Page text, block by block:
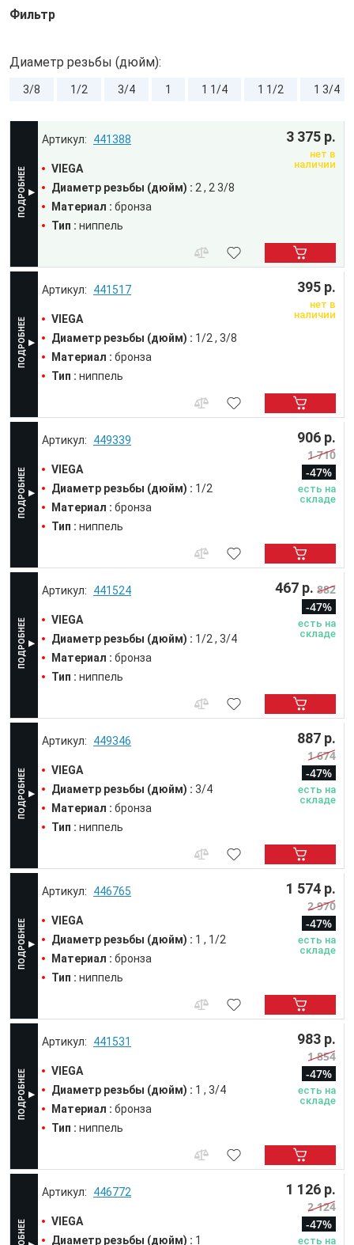
Фильтр
Диаметр резьбы (дюйм):
3/8 1/2 3/4 1 1 1/4 1 1/2 1 3/4
441517
VIEGA
Диаметр резьбы (дюйм) : 1/2
3/8
Материал : бронза
Тип : ниппель
395 р.
нет в
наличии
449339
VIEGA
Диаметр резьбы (дюйм) : 1/2
Материал : бронза
Тип : ниппель
906 р.
1 710
-47%
есть на
складе
441524
VIEGA
Диаметр резьбы (дюйм) : 1/2
3/4
Материал : бронза
Тип : ниппель
467 р. 882
-47%
есть на
складе
449346
VIEGA
Диаметр резьбы (дюйм) : 3/4
Материал : бронза
Тип : ниппель
887 р.
1 674
-47%
есть на
складе
446765
VIEGA
Диаметр резьбы (дюйм) : 1
1/2
Материал : бронза
Тип : ниппель
1 574 р.
2 970
-47%
есть на
складе
441531
VIEGA
Диаметр резьбы (дюйм) : 1
3/4
Материал : бронза
Тип : ниппель
983 р.
1 854
-47%
есть на
складе
446772
VIEGA
Диаметр резьбы (дюйм) : 1
1 126 р.
2 124
-47%
есть на
441388
VIEGA
Диаметр резьбы (дюйм) : 2
2 3/8
Материал : бронза
Тип : ниппель
3 375 р.
нет в
наличии